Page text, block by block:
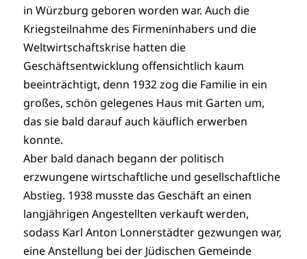
in Würzburg geboren worden war. Auch die
Kriegsteilnahme des Firmeninhabers und die
Weltwirtschaftskrise hatten die
Geschäftsentwicklung offensichtlich kaum
beeinträchtigt, denn 1932 zog die Familie in ein
großes, schön gelegenes Haus mit Garten um,
das sie bald darauf auch käuflich erwerben
konnte.
Aber bald danach begann der politisch
erzwungene wirtschaftliche und gesellschaftliche
Abstieg. 1938 musste das Geschäft an einen
langjährigen Angestellten verkauft werden,
sodass Karl Anton Lonnerstädter gezwungen war,
eine Anstellung bei der Jüdischen Gemeinde